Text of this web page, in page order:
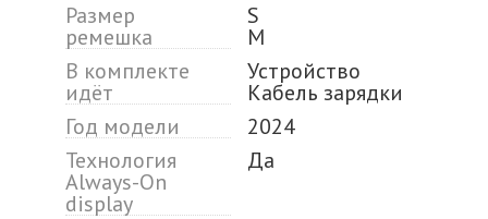
Размер
ремешка
S
M
В комплекте
идёт
Устройство
Кабель зарядки
Год модели
2024
Технология
Always-On
display
Да